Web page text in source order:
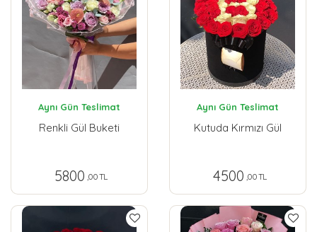
Aynı Gün Teslimat
Renkli Gül Buketi
5800 ,00 TL
Aynı Gün Teslimat
Kutuda Kırmızı Gül
4500 ,00 TL